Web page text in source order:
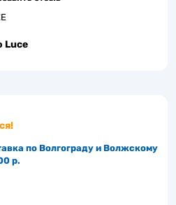
Luce
по Волгограду и Волжскому
р.